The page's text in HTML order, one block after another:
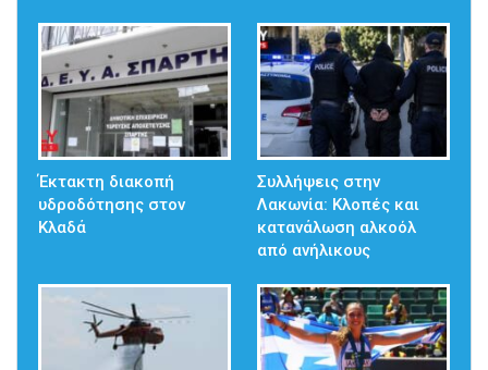
Έκτακτη διακοπή
υδροδότησης στον
Κλαδά
Συλλήψεις στην
Λακωνία: Κλοπές και
κατανάλωση αλκοόλ
από ανήλικους